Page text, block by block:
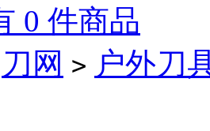
0 件商品
刀网 > 户外刀